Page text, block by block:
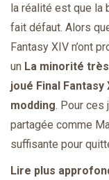
la réalité est que la
fait défaut. Alors
Fantasy XIV n’ont
un La minorité
joué Final Fantasy
modding. Pour ces
partagée comme
suffisante pour
Lire plus